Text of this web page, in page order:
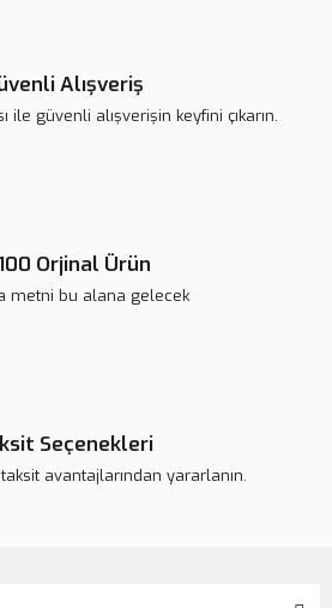
Alışveriş
ile güvenli alışverişin keyfini çıkarın.
Orjinal Ürün
metni bu alana gelecek
Seçenekleri
avantajlarından yararlanın.